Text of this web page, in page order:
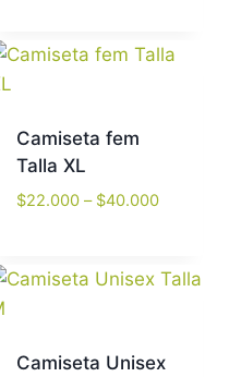
through
Camiseta fem
Talla XL
$22.000 – $40.000Price
through
Camiseta Unisex